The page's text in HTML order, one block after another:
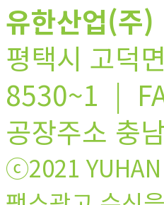
유한산업(주)
평택시 고덕
8530~1 |
공장주소 충
ⓒ2021